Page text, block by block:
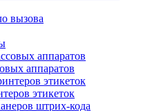
вызова
аппаратов
этикеток